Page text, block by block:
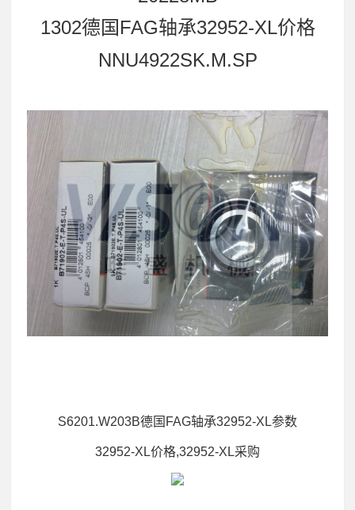
1302德国FAG轴承32952-XL价格
NNU4922SK.M.SP
S6201.W203B德国FAG轴承32952-XL参数
32952-XL价格,32952-XL采购